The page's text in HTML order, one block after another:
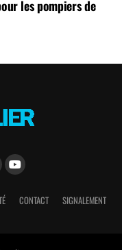
les pompiers de
CONTACT SIGNALEMENT